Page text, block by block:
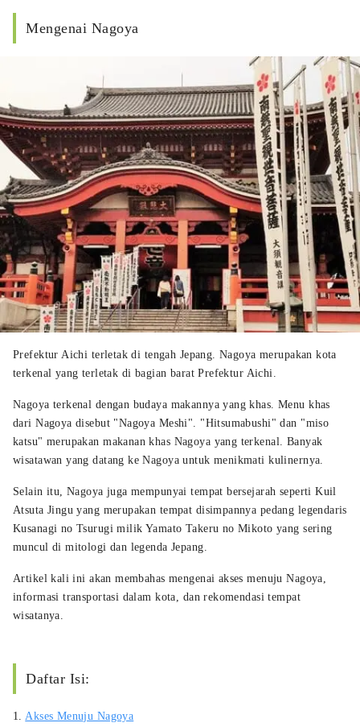
Mengenai Nagoya
Prefektur Aichi terletak di tengah Jepang. Nagoya merupakan kota
terkenal yang terletak di bagian barat Prefektur Aichi.
Nagoya terkenal dengan budaya makannya yang khas. Menu khas
dari Nagoya disebut "Nagoya Meshi". "Hitsumabushi" dan "miso
katsu" merupakan makanan khas Nagoya yang terkenal. Banyak
wisatawan yang datang ke Nagoya untuk menikmati kulinernya.
Selain itu, Nagoya juga mempunyai tempat bersejarah seperti Kuil
Atsuta Jingu yang merupakan tempat disimpannya pedang legendaris
Kusanagi no Tsurugi milik Yamato Takeru no Mikoto yang sering
muncul di mitologi dan legenda Jepang.
Artikel kali ini akan membahas mengenai akses menuju Nagoya,
informasi transportasi dalam kota, dan rekomendasi tempat
wisatanya.
Daftar Isi:
1. Akses Menuju Nagoya